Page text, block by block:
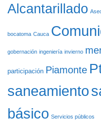
Alcantarillado
bocatoma Cauca
gobernación ingeniería invierno
participación Piamonte
saneamiento
básico Servicios públicos